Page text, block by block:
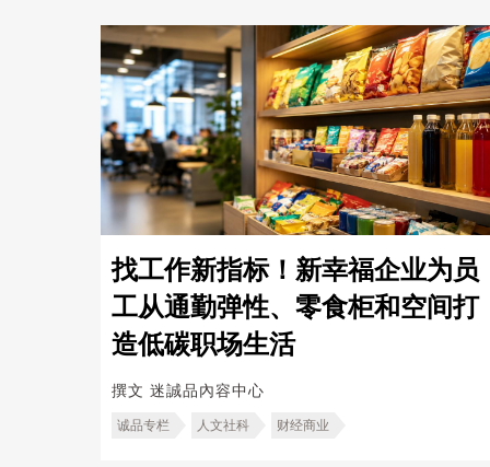
找工作新指标！新幸福企业为员
工从通勤弹性、零食柜和空间打
造低碳职场生活
撰文 迷誠品內容中心
诚品专栏 人文社科 财经商业